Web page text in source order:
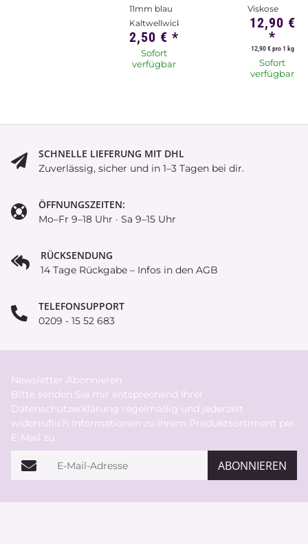
11mm blau
Kaltwellwickler
2,50 € *
Sofort
verfügbar
Viskose
12,90 €
*
12,90 € pro 1 kg
Sofort
verfügbar
SCHNELLE LIEFERUNG MIT DHL
Zuverlässig, sicher und in 1–3 Tagen bei dir.
ÖFFNUNGSZEITEN:
Mo–Fr 9–18 Uhr · Sa 9–15 Uhr
RÜCKSENDUNG
14 Tage Rückgabe – Infos in den AGB
TELEFONSUPPORT
0209 - 15 52 683
Newsletter Abonnieren
Bitte senden Sie mir entsprechend Ihrer
Datenschutzerklärung regelmäßig und jederzeit
widerruflich Informationen zu Ihrem Produktsortiment per
E-Mail zu.
E-Mail-Adresse ABONNIEREN